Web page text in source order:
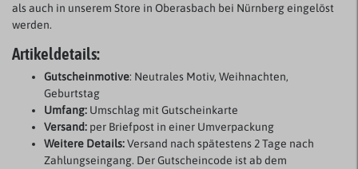
als auch in unserem Store in Oberasbach bei Nürnberg eingelöst
werden.
Artikeldetails:
Gutscheinmotive: Neutrales Motiv, Weihnachten,
Geburtstag
Umfang: Umschlag mit Gutscheinkarte
Versand: per Briefpost in einer Umverpackung
Weitere Details:Versand nach spätestens 2 Tage nach
Zahlungseingang. Der Gutscheincode ist ab dem